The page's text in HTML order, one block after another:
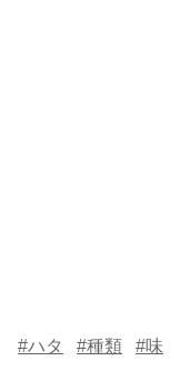
#ハタ #種類 #味